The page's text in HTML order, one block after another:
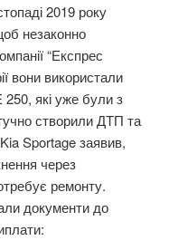
2019 року
незаконно
“Експрес
вони використали
які уже були з
створили ДТП та
Sportage заявив,
через
ремонту.
документи до